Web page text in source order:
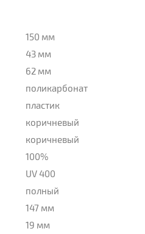
150 мм
43 мм
62 мм
поликарбонат
пластик
коричневый
коричневый
100%
UV 400
полный
147 мм
19 мм